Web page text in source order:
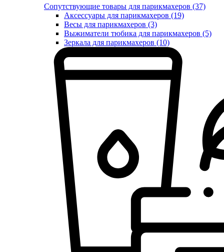
Сопутствующие товары для парикмахеров (37)
Аксессуары для парикмахеров (19)
Весы для парикмахеров (3)
Выжиматели тюбика для парикмахеров (5)
Зеркала для парикмахеров (10)